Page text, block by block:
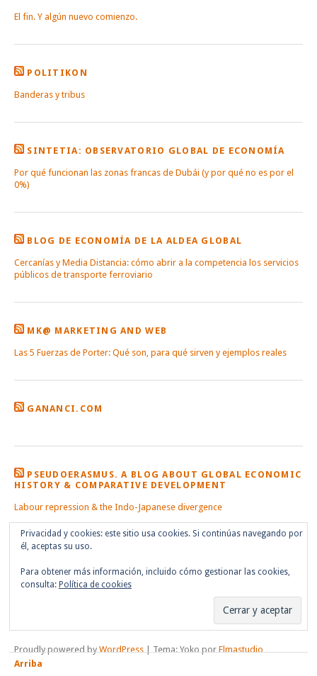
El fin. Y algún nuevo comienzo.
POLITIKON
Banderas y tribus
SINTETIA: OBSERVATORIO GLOBAL DE ECONOMÍA
Por qué funcionan las zonas francas de Dubái (y por qué no es por el
0%)
BLOG DE ECONOMÍA DE LA ALDEA GLOBAL
Cercanías y Media Distancia: cómo abrir a la competencia los servicios
públicos de transporte ferroviario
MK@ MARKETING AND WEB
Las 5 Fuerzas de Porter: Qué son, para qué sirven y ejemplos reales
GANANCI.COM
PSEUDOERASMUS. A BLOG ABOUT GLOBAL ECONOMIC
HISTORY & COMPARATIVE DEVELOPMENT
Labour repression & the Indo-Japanese divergence
Proudly powered byWordPress|Tema: Yoko porElmastudio
Arriba
Privacidad y cookies: este sitio usa cookies. Si continúas navegando por
él, aceptas su uso.
Para obtener más información, incluido cómo gestionar las cookies,
consulta: Política de cookies